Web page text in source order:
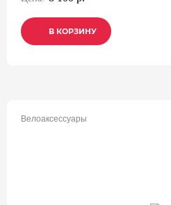
В КОРЗИНУ
В КОРЗИНУ
В КОРЗИНУ
Велоаксессуары